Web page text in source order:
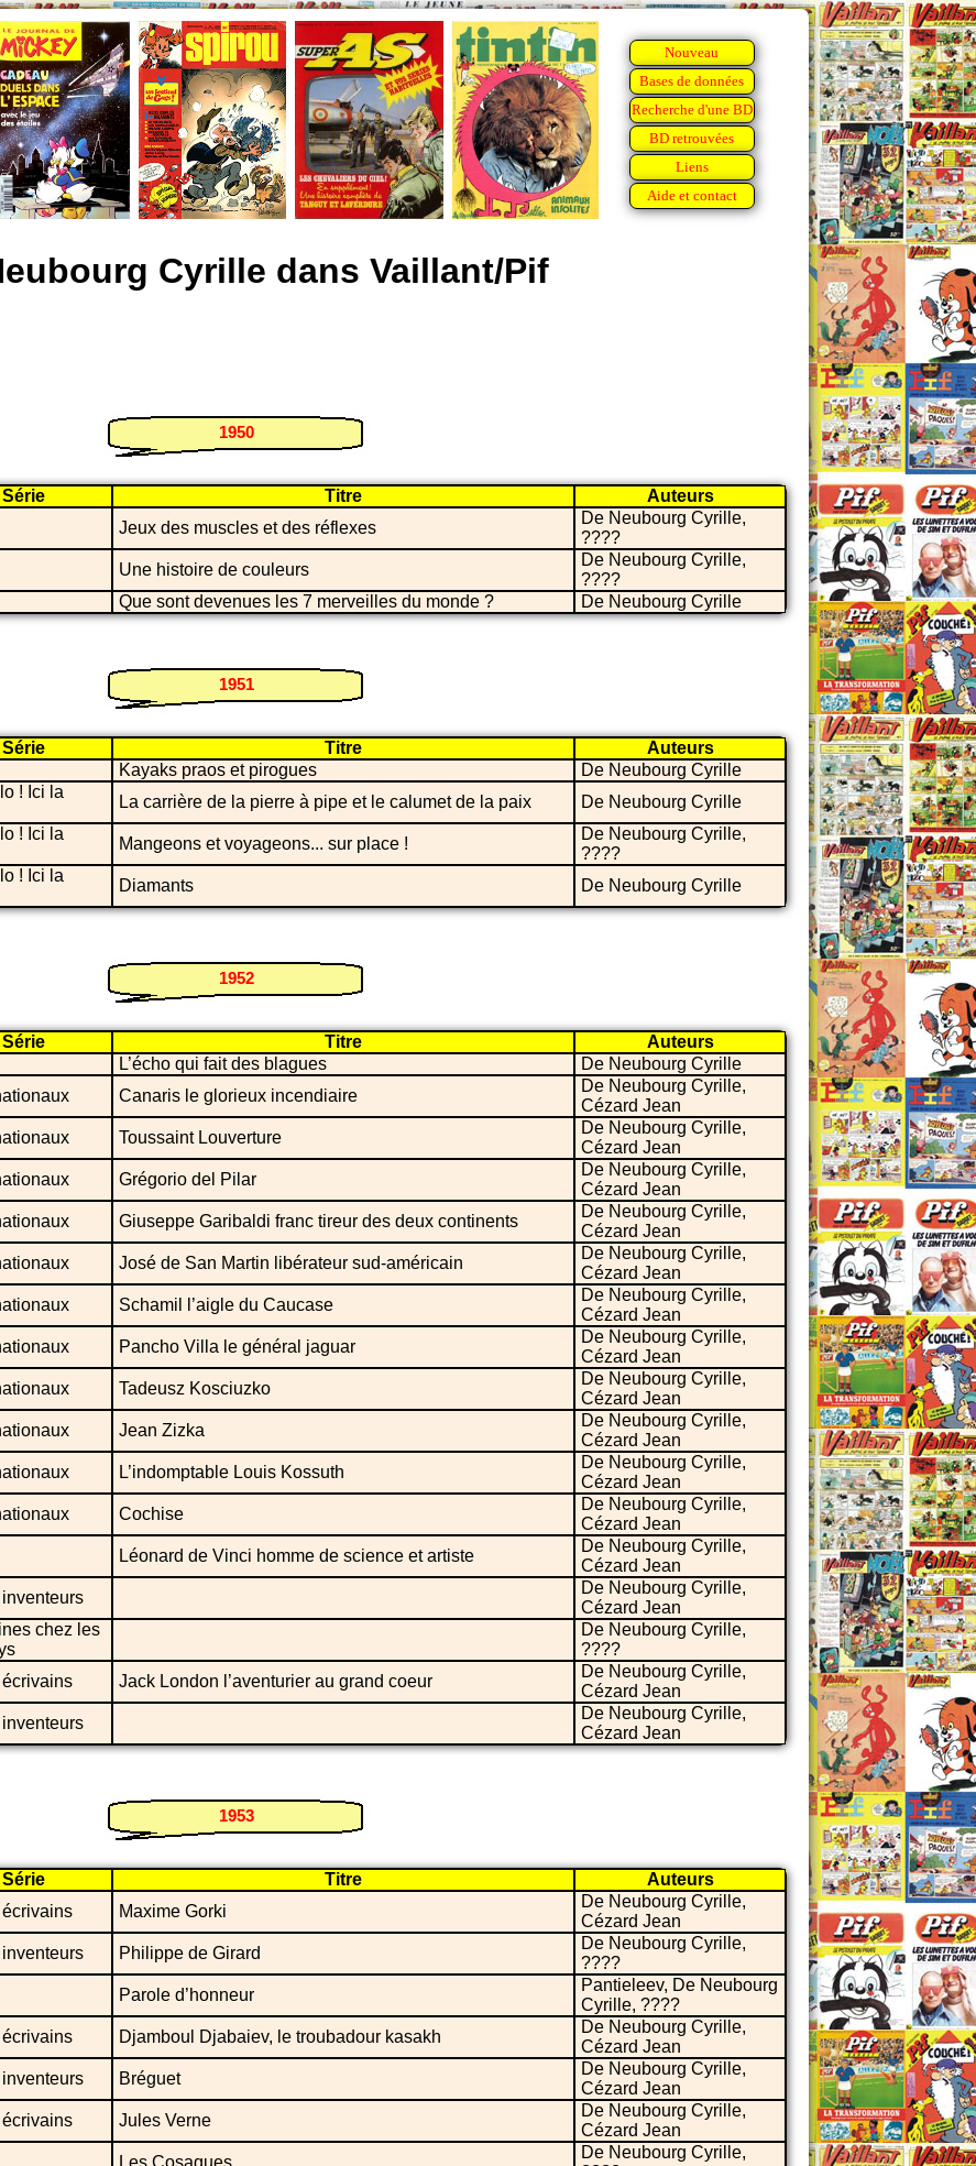
Nouveau
Bases de données
Recherche d'une BD
BD retrouvées
Liens
Aide et contact
Cyrille dans Vaillant/Pif
1950
Série Titre
Auteurs
Jeux des muscles et des réflexes
De Neubourg Cyrille,
????
Une histoire de couleurs
De Neubourg Cyrille,
????
Que sont devenues les 7 merveilles du monde ? De Neubourg Cyrille
1951
Série Titre
Auteurs
Kayaks praos et pirogues
De Neubourg Cyrille
! Ici la
La carrière de la pierre à pipe et le calumet de la paix De Neubourg Cyrille
! Ici la
Mangeons et voyageons... sur place !
De Neubourg Cyrille,
????
! Ici la
Diamants De Neubourg Cyrille
1952
Série Titre
Auteurs
L’écho qui fait des blagues
De Neubourg Cyrille
Canaris le glorieux incendiaire
De Neubourg Cyrille,
Cézard Jean
Toussaint Louverture
De Neubourg Cyrille,
Cézard Jean
Grégorio del Pilar
De Neubourg Cyrille,
Cézard Jean
Giuseppe Garibaldi franc tireur des deux continents
De Neubourg Cyrille,
Cézard Jean
José de San Martin libérateur sud-américain
De Neubourg Cyrille,
Cézard Jean
Schamil l’aigle du Caucase
De Neubourg Cyrille,
Cézard Jean
Pancho Villa le général jaguar
De Neubourg Cyrille,
Cézard Jean
Tadeusz Kosciuzko
De Neubourg Cyrille,
Cézard Jean
Jean Zizka
De Neubourg Cyrille,
Cézard Jean
L’indomptable Louis Kossuth
De Neubourg Cyrille,
Cézard Jean
Cochise
De Neubourg Cyrille,
Cézard Jean
Léonard de Vinci homme de science et artiste
De Neubourg Cyrille,
Cézard Jean
De Neubourg Cyrille,
Cézard Jean
chez les
De Neubourg Cyrille,
????
Jack London l’aventurier au grand coeur
De Neubourg Cyrille,
Cézard Jean
De Neubourg Cyrille,
Cézard Jean
1953
Série Titre
Auteurs
Maxime Gorki
De Neubourg Cyrille,
Cézard Jean
Philippe de Girard
De Neubourg Cyrille,
????
Parole d’honneur
Pantieleev, De Neubourg
Cyrille, ????
Djamboul Djabaiev, le troubadour kasakh
De Neubourg Cyrille,
Cézard Jean
Bréguet
De Neubourg Cyrille,
Cézard Jean
Jules Verne
De Neubourg Cyrille,
Cézard Jean
Les Cosaques
De Neubourg Cyrille,